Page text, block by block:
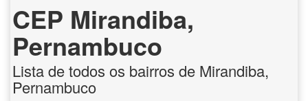
CEP Mirandiba,
Pernambuco
Lista de todos os bairros de Mirandiba,
Pernambuco